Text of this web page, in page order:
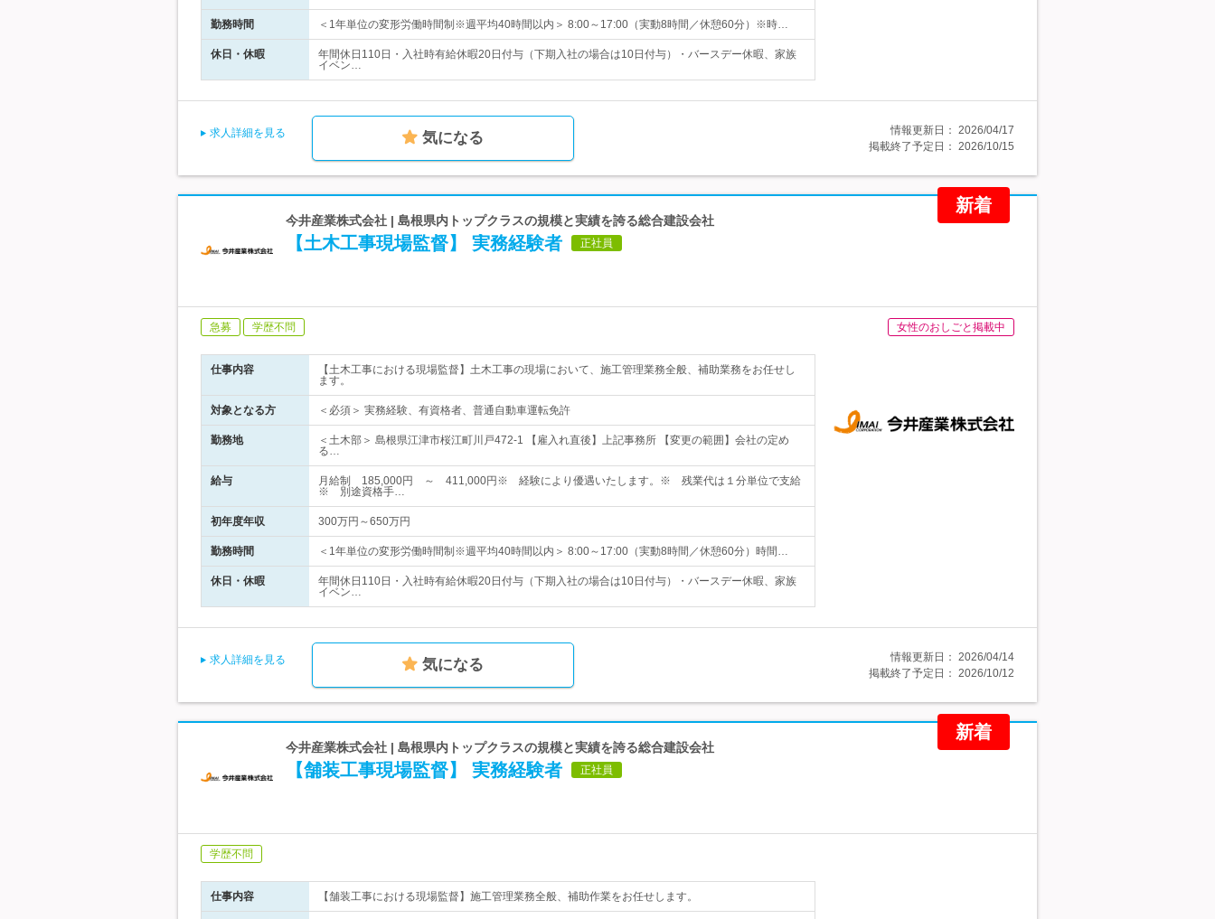
勤務時間 ＜1年単位の変形労働時間制※週平均40時間以内＞ 8:00～17:00（実動8時間／休憩60分）※時…
休日・休暇
年間休日110日・入社時有給休暇20日付与（下期入社の場合は10日付与）・バースデー休暇、家族
イベン…
求人詳細を見る 気になる 情報更新日： 2026/04/17
掲載終了予定日： 2026/10/15
新着
今井産業株式会社 | 島根県内トップクラスの規模と実績を誇る総合建設会社
【土木工事現場監督】 実務経験者 正社員
急募 学歴不問 女性のおしごと掲載中
仕事内容
【土木工事における現場監督】土木工事の現場において、施工管理業務全般、補助業務をお任せし
ます。
対象となる方 ＜必須＞ 実務経験、有資格者、普通自動車運転免許
勤務地
＜土木部＞ 島根県江津市桜江町川戸472-1 【雇入れ直後】上記事務所 【変更の範囲】会社の定め
る…
給与
月給制 185,000円 ～ 411,000円※ 経験により優遇いたします。※ 残業代は１分単位で支給
※ 別途資格手…
初年度年収 300万円～650万円
勤務時間 ＜1年単位の変形労働時間制※週平均40時間以内＞ 8:00～17:00（実動8時間／休憩60分）時間…
休日・休暇
年間休日110日・入社時有給休暇20日付与（下期入社の場合は10日付与）・バースデー休暇、家族
イベン…
求人詳細を見る 気になる 情報更新日： 2026/04/14
掲載終了予定日： 2026/10/12
新着
今井産業株式会社 | 島根県内トップクラスの規模と実績を誇る総合建設会社
【舗装工事現場監督】 実務経験者 正社員
学歴不問
仕事内容 【舗装工事における現場監督】施工管理業務全般、補助作業をお任せします。